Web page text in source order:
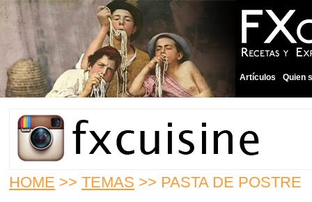
Artículos Quien
HOME >> TEMAS >> PASTA DE POSTRE